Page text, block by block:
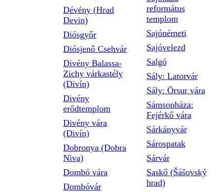
Dévény (Hrad
Devin)
Diósgyőr
Diósjenő Csehvár
Divény Balassa-
Zichy várkastély
(Divín)
Divény
erődtemplom
Divény vára
(Divín)
Dobronya (Dobra
Niva)
Dombó vára
Dombóvár
református
templom
Sajónémeti
Sajóvelezd
Salgó
Sály: Latorvár
Sály: Örsur vára
Sámsonháza:
Fejérkő vára
Sárkányvár
Sárospatak
Sárvár
Saskő (Šášovský
hrad)